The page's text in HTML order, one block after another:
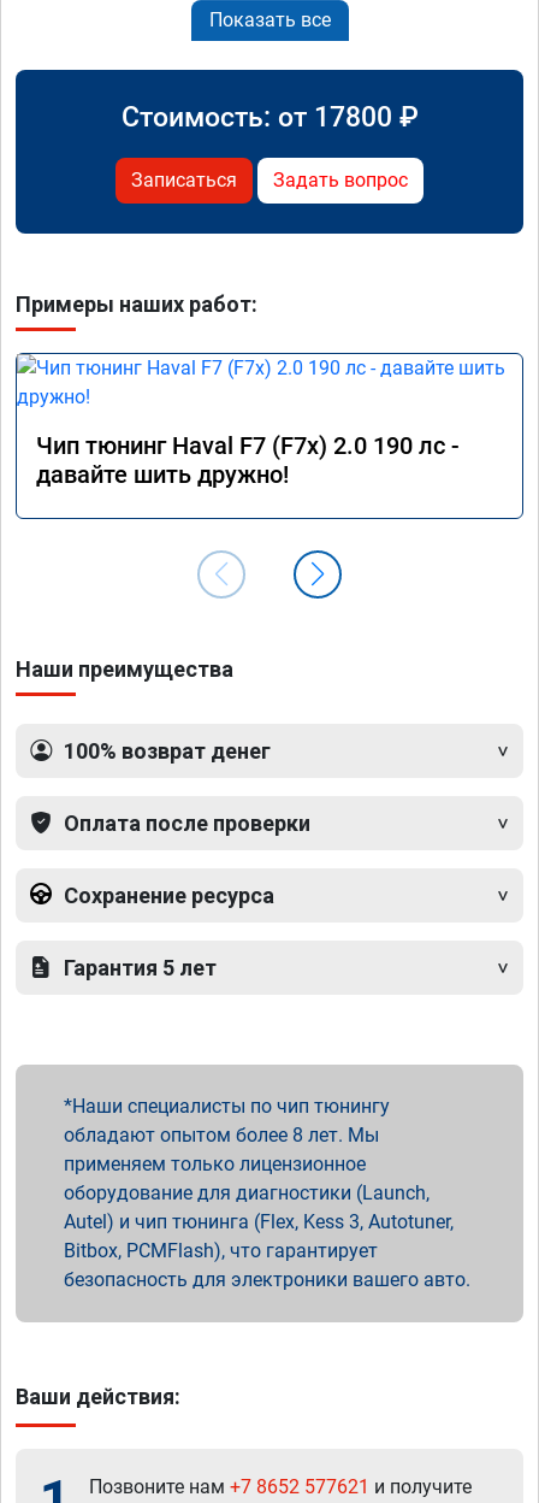
Показать все
Стоимость: от 17800 ₽
Записаться Задать вопрос
Примеры наших работ:
Чип тюнинг Haval F7 (F7x) 2.0 190 лс -
давайте шить дружно!
Наши преимущества
100% возврат денег
Оплата после проверки
Сохранение ресурса
Гарантия 5 лет
Наши специалисты по чип тюнингу
обладают опытом более 8 лет. Мы
применяем только лицензионное
оборудование для диагностики (Launch,
Autel) и чип тюнинга (Flex, Kess 3, Autotuner,
Bitbox, PCMFlash), что гарантирует
безопасность для электроники вашего авто.
Ваши действия:
Позвоните нам +7 8652 577621 и получите